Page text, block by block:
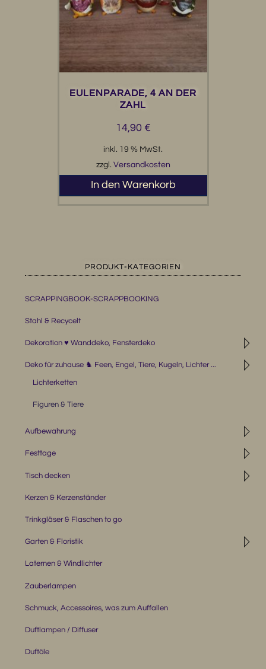
EULENPARADE, 4 AN DER
ZAHL
14,90 €
inkl. 19 % MwSt.
zzgl. Versandkosten
In den Warenkorb
PRODUKT-KATEGORIEN
SCRAPPINGBOOK-SCRAPPBOOKING
Stahl & Recycelt
◹
Dekoration ♥ Wanddeko, Fensterdeko
◹
Deko für zuhause ♞ Feen, Engel, Tiere, Kugeln, Lichter ...
Lichterketten
Figuren & Tiere
◹
Aufbewahrung
◹
Festtage
◹
Tisch decken
Kerzen & Kerzenständer
Trinkgläser & Flaschen to go
◹
Garten & Floristik
Laternen & Windlichter
Zauberlampen
Schmuck, Accessoires, was zum Auffallen
Duftlampen / Diffuser
Duftöle